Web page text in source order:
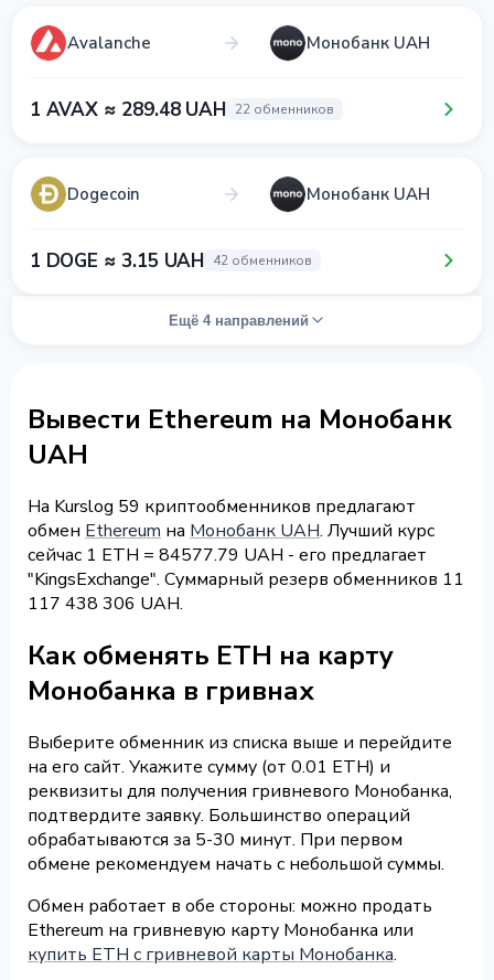
Avalanche Монобанк UAH
1 AVAX ≈ 289.48 UAH 22 обменников
Dogecoin Монобанк UAH
1 DOGE ≈ 3.15 UAH 42 обменников
Ещё 4 направлений
Вывести Ethereum на Монобанк
UAH
На Kurslog 59 криптообменников предлагают
обмен Ethereum на Монобанк UAH. Лучший курс
сейчас 1 ETH = 84577.79 UAH - его предлагает
"KingsExchange". Суммарный резерв обменников 11
117 438 306 UAH.
Как обменять ETH на карту
Монобанка в гривнах
Выберите обменник из списка выше и перейдите
на его сайт. Укажите сумму (от 0.01 ETH) и
реквизиты для получения гривневого Монобанка,
подтвердите заявку. Большинство операций
обрабатываются за 5-30 минут. При первом
обмене рекомендуем начать с небольшой суммы.
Обмен работает в обе стороны: можно продать
Ethereum на гривневую карту Монобанка или
купить ETH с гривневой карты Монобанка.